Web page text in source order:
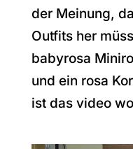
der Meinung,
Outfits her
babyrosa
und ein rosa
ist das video